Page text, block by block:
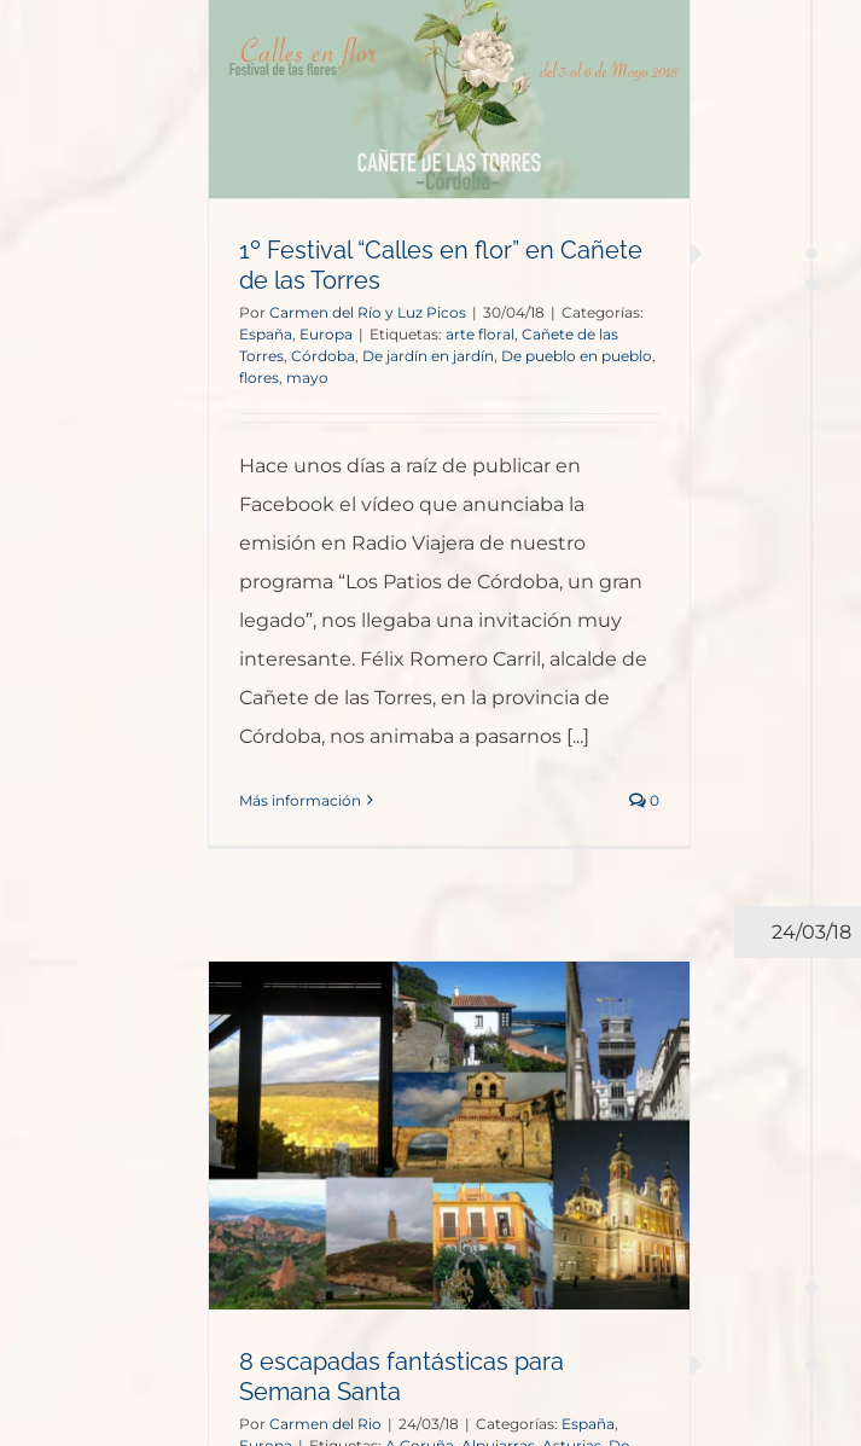
1º Festival “Calles en flor” en Cañete
de las Torres
Por Carmen del Río y Luz Picos | 30/04/18 | Categorías:
España Europa | Etiquetas: arte floral Cañete de las
Torres Córdoba De jardín en jardín De pueblo en pueblo
flores mayo
Hace unos días a raíz de publicar en
Facebook el vídeo que anunciaba la
emisión en Radio Viajera de nuestro
programa “Los Patios de Córdoba, un gran
legado”, nos llegaba una invitación muy
interesante. Félix Romero Carril, alcalde de
Cañete de las Torres, en la provincia de
Córdoba, nos animaba a pasarnos [...]
Más información 0
Una fiesta histórica en la villa
24/03/18
8 escapadas fantásticas para
Semana Santa
Por Carmen del Rio | 24/03/18 | Categorías: España,
Dando mucha lata de Candás
(Asturies) a Bouzas (Galicia)
España